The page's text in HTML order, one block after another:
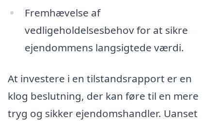
Fremhævelse af
vedligeholdelsesbehov for at sikre
ejendommens langsigtede værdi.
At investere i en tilstandsrapport er en
klog beslutning, der kan føre til en mere
tryg og sikker ejendomshandler. Uanset